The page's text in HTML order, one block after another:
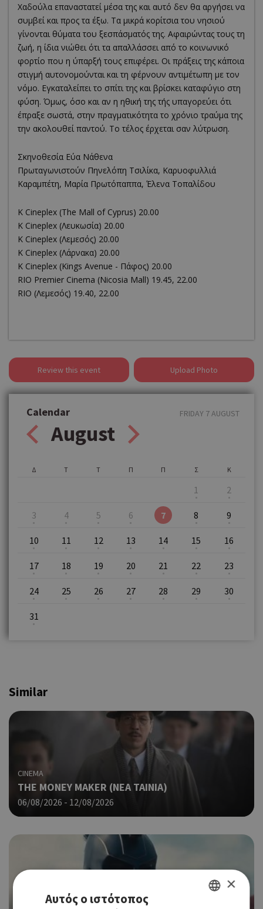
Χαδούλα επαναστατεί μέσα της και αυτό δεν θα αργήσει να
συμβεί και προς τα έξω. Τα μικρά κορίτσια του νησιού
γίνονται θύματα του ξεσπάσματός της. Αφαιρώντας τους τη
ζωή, η ίδια νιώθει ότι τα απαλλάσσει από το κοινωνικό
φορτίο που η ύπαρξή τους επιφέρει. Οι πράξεις της κάποια
στιγμή αυτονομούνται και τη φέρνουν αντιμέτωπη με τον
νόμο. Εγκαταλείπει το σπίτι της και βρίσκει καταφύγιο στη
φύση. Όμως, όσο και αν η ηθική της τής υπαγορεύει ότι
έπραξε σωστά, στην πραγματικότητα το χρόνιο τραύμα της
την ακολουθεί παντού. Το τέλος έρχεται σαν λύτρωση.
Σκηνοθεσία Εύα Νάθενα
Πρωταγωνιστούν Πηνελόπη Τσιλίκα, Καρυοφυλλιά
Καραμπέτη, Μαρία Πρωτόπαππα, Έλενα Τοπαλίδου
K Cineplex (The Mall of Cyprus) 20.00
K Cineplex (Λευκωσία) 20.00
K Cineplex (Λεμεσός) 20.00
K Cineplex (Λάρνακα) 20.00
K Cineplex (Kings Avenue - Πάφος) 20.00
RΙΟ Premier Cinema (Νicosia Mall) 19.45, 22.00
RIO (Λεμεσός) 19.40, 22.00
Review this event Upload Photo
Calendar
August
FRIDAY 7 AUGUST
Δ Τ Τ Π Π Σ
1
Κ
2
3 4 5 6 7 8 9
10 11 12 13 14 15 16
17 18 19 20 21 22 23
24 25 26 27 28 29 30
31
Similar
CINEMA
THE MONEY MAKER (ΝΕΑ ΤΑΙΝΙΑ)
06/08/2026 - 12/08/2026
×
Αυτός ο ιστότοπος